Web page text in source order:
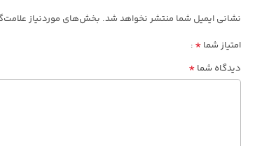
نشانی ایمیل شما منتشر نخواهد شد. بخش‌های موردنیاز
امتیاز شما *
دیدگاه شما *